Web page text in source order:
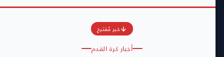
خبر مُقترح
أخبار كرة القدم